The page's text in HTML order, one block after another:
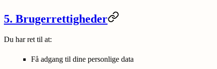
5. Brugerrettigheder
Du har ret til at:
Få adgang til dine personlige data